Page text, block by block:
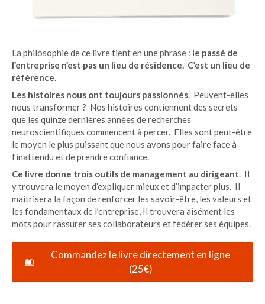
La philosophie de ce livre tient en une phrase : le passé de
l’entreprise n’est pas un lieu de résidence. C’est un lieu de
référence.
Les histoires nous ont toujours passionnés. Peuvent-elles
nous transformer ? Nos histoires contiennent des secrets
que les quinze dernières années de recherches
neuroscientifiques commencent à percer. Elles sont peut-être
le moyen le plus puissant que nous avons pour faire face à
l’inattendu et de prendre confiance.
Ce livre donne trois outils de management au dirigeant. Il
y trouvera le moyen d’expliquer mieux et d’impacter plus. Il
maitrisera la façon de renforcer les savoir-être, les valeurs et
les fondamentaux de l’entreprise, Il trouvera aisément les
mots pour rassurer ses collaborateurs et fédérer ses équipes.
Commandez le livre directement en ligne
(25€)